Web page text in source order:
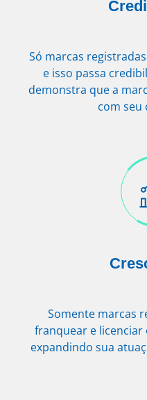
Só marcas
e isso passa
demonstra que a
com seu
Somente marcas
franquear e licenciar
expandindo sua